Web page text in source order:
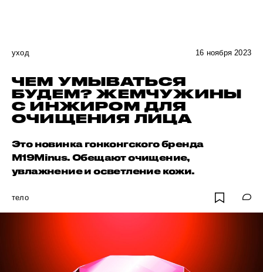
уход 16 ноября 2023
ЧЕМ УМЫВАТЬСЯ
БУДЕМ? ЖЕМЧУЖИНЫ
С ИНЖИРОМ ДЛЯ
ОЧИЩЕНИЯ ЛИЦА
Это новинка гонконгского бренда
M19Minus. Обещают очищение,
увлажнение и осветление кожи.
тело